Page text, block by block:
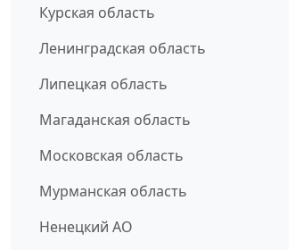
Курская область
Ленинградская область
Липецкая область
Магаданская область
Московская область
Мурманская область
Ненецкий АО